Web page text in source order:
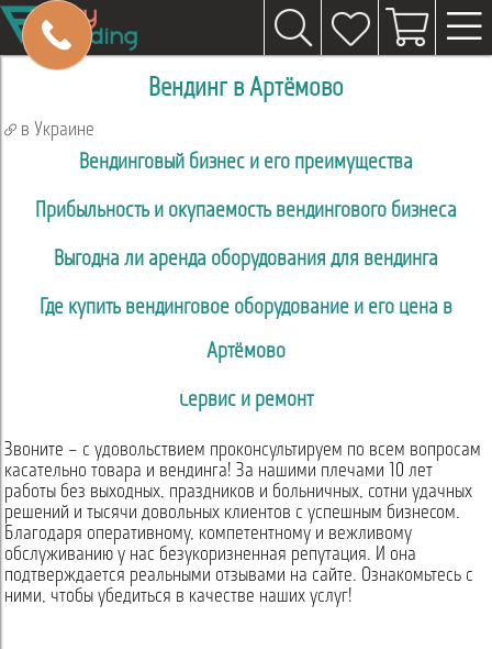
Вендинг в Артёмово
в Украине
Вендинговый бизнес и его преимущества
Прибыльность и окупаемость вендингового бизнеса
Выгодна ли аренда оборудования для вендинга
Где купить вендинговое оборудование и его цена в
Артёмово
Сервис и ремонт
Звоните – с удовольствием проконсультируем по всем вопросам
касательно товара и вендинга! За нашими плечами 10 лет
работы без выходных, праздников и больничных, сотни удачных
решений и тысячи довольных клиентов с успешным бизнесом.
Благодаря оперативному, компетентному и вежливому
обслуживанию у нас безукоризненная репутация. И она
подтверждается реальными отзывами на сайте. Ознакомьтесь с
ними, чтобы убедиться в качестве наших услуг!